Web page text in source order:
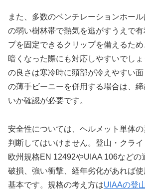
また、多数のベンチレーションホー
の弱い樹林帯で熱気を逃がすうえで
プを固定できるクリップを備えるた
暗くなった際にも対応しやすいでし
の良さは寒冷時に頭部が冷えやすい
の薄手ビーニーを併用する場合は、
いか確認が必要です。
安全性については、ヘルメット単体
判断してはいけません。登山・クライ
欧州規格EN 12492やUIAA 106などの
破損、強い衝撃、経年劣化があれば
基本です。規格の考え方はUIAAの登